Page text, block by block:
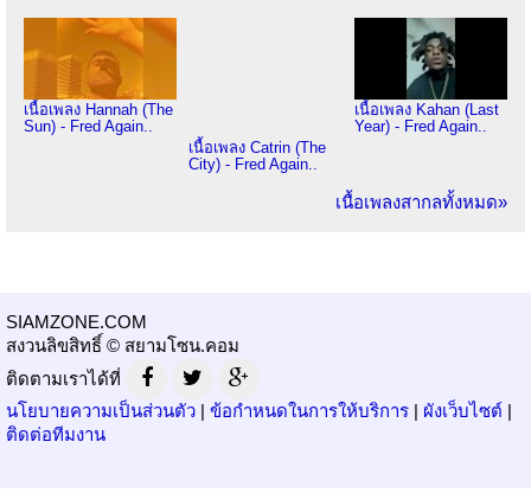
เนื้อเพลง Hannah (The
Sun) - Fred Again..
เนื้อเพลง Catrin (The
City) - Fred Again..
เนื้อเพลง Kahan (Last
Year) - Fred Again..
เนื้อเพลงสากลทั้งหมด»
SIAMZONE.COM
สงวนลิขสิทธิ์ © สยามโซน.คอม
ติดตามเราได้ที่
นโยบายความเป็นส่วนตัว | ข้อกำหนดในการให้บริการ | ผังเว็บไซต์ |
ติดต่อทีมงาน